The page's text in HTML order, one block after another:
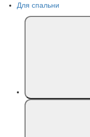
Для спальни